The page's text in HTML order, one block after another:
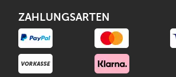
ZAHLUNGSARTEN